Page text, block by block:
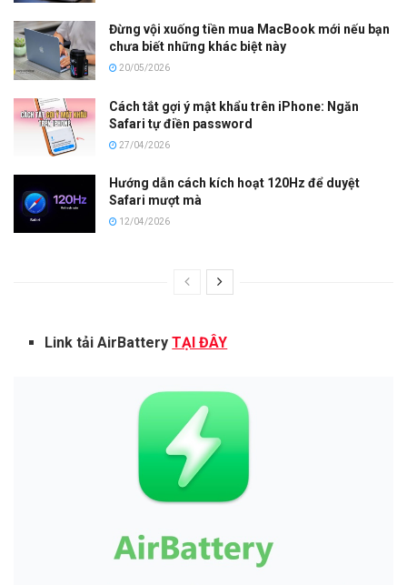
Đừng vội xuống tiền mua MacBook mới nếu bạn
chưa biết những khác biệt này
20/05/2026
Cách tắt gợi ý mật khẩu trên iPhone: Ngăn
Safari tự điền password
27/04/2026
Hướng dẫn cách kích hoạt 120Hz để duyệt
Safari mượt mà
12/04/2026
Link tải AirBattery TẠI ĐÂY